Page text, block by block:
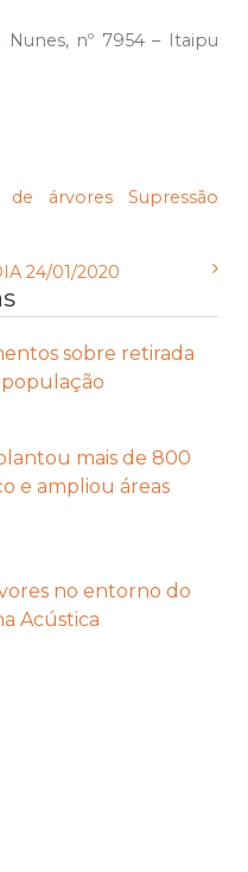
Nunes, nº 7954 – Itaipu
de árvores
Supressão
24/01/2020
sobre retirada
população
mais de 800
e ampliou áreas
no entorno do
Acústica